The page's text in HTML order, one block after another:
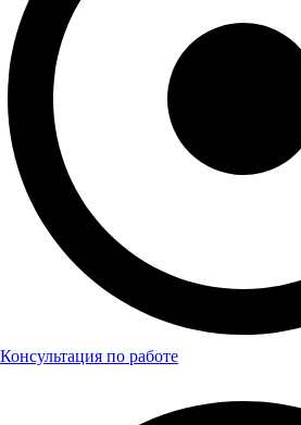
Консультация по работе